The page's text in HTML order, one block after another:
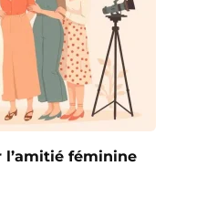
l’amitié féminine